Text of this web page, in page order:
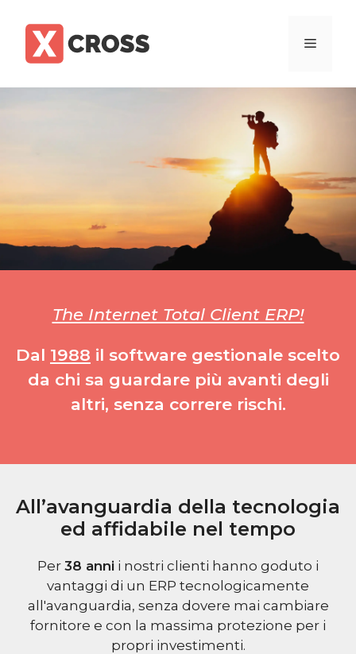
The Internet Total Client ERP!
Dal 1988 il software gestionale scelto
da chi sa guardare più avanti degli
altri, senza correre rischi.
All’avanguardia della tecnologia
ed affidabile nel tempo
Per 38 anni i nostri clienti hanno goduto i
vantaggi di un ERP tecnologicamente
all'avanguardia, senza dovere mai cambiare
fornitore e con la massima protezione per i
propri investimenti.